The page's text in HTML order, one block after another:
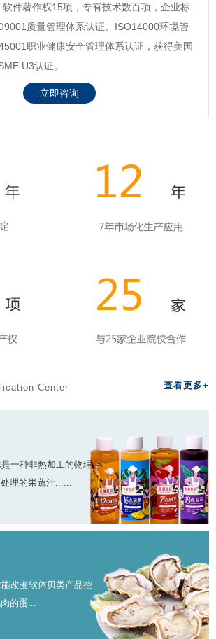
件著作权15项，专有技术数百项，企业标
质量管理体系认证、ISO14000环境管
职业健康安全管理体系认证，获得美国
U3认证。
立即咨询
Center 查看更多+
一种非热加工的物理
理的果蔬汁......
改变软体贝类产品控
的蛋...